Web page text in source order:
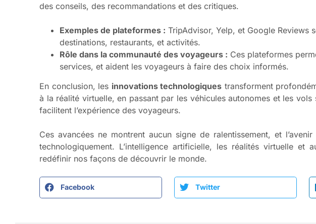
des conseils, des recommandations et des critiques.
Exemples de plateformes : TripAdvisor, Yelp, et Google Reviews
destinations, restaurants, et activités.
Rôle dans la communauté des voyageurs : Ces plateformes
services, et aident les voyageurs à faire des choix informés.
En conclusion, les innovations technologiques transforment
à la réalité virtuelle, en passant par les véhicules autonomes et les
facilitent l’expérience des voyageurs.
Ces avancées ne montrent aucun signe de ralentissement, et
technologiquement. L’intelligence artificielle, les réalités virtuelle
redéfinir nos façons de découvrir le monde.
Facebook Twitter